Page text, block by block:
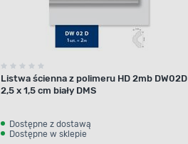
Listwa ścienna z polimeru HD 2mb DW02D
2,5 x 1,5 cm biały DMS
Dostępne z dostawą
Dostępne w sklepie